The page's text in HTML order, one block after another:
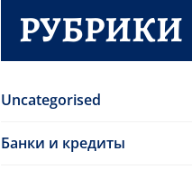
РУБРИКИ
Uncategorised
Банки и кредиты